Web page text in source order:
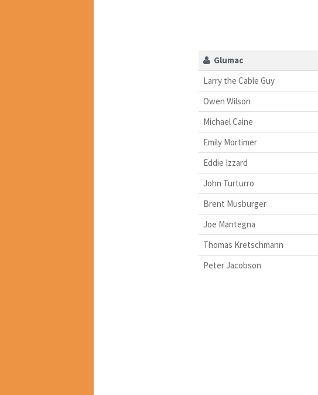
Glumac
Larry the Cable Guy
Owen Wilson
Michael Caine
Emily Mortimer
Eddie Izzard
John Turturro
Brent Musburger
Joe Mantegna
Thomas Kretschmann
Peter Jacobson